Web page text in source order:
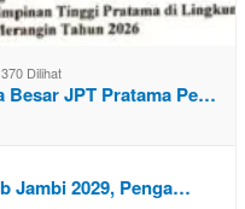
370 Dilihat
Besar JPT Pratama Pe…
Jambi 2029, Penga…